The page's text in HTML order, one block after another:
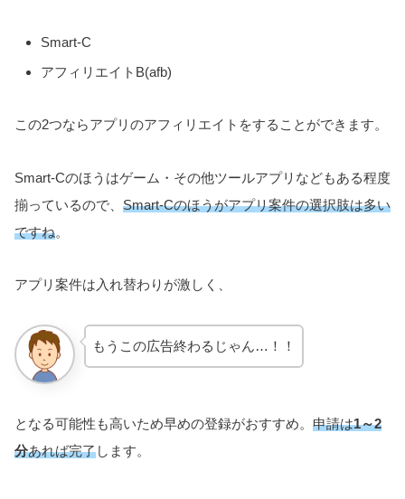
Smart-C
アフィリエイトB(afb)
この2つならアプリのアフィリエイトをすることができます。
Smart-Cのほうはゲーム・その他ツールアプリなどもある程度
揃っているので、 Smart-Cのほうがアプリ案件の選択肢は多い
ですね。
アプリ案件は入れ替わりが激しく、
もうこの広告終わるじゃん…！！
となる可能性も高いため早めの登録がおすすめ。 申請は1～2
分あれば完了します。